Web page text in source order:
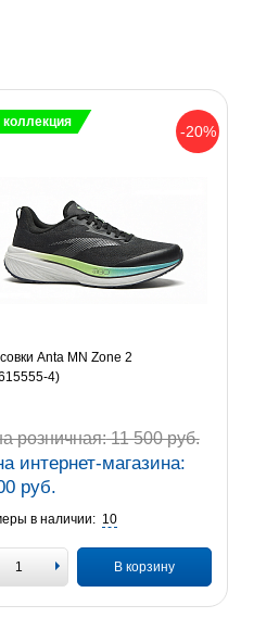
-20%
коллекция
Anta MN Zone 2
4)
розничная:11 500 руб.
интернет-магазина:
руб.
в наличии: 10
В корзину